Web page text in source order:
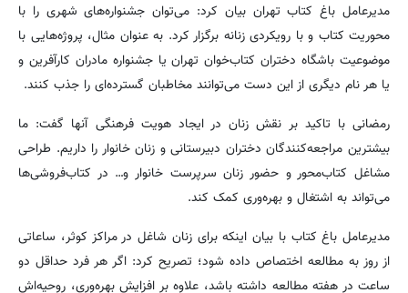
مدیرعامل باغ کتاب تهران بیان کرد: می‌توان جشنواره‌های شهری را با
محوریت کتاب و با رویکردی زنانه برگزار کرد. به عنوان مثال، پروژه‌هایی با
موضوعیت باشگاه دختران کتاب‌خوان تهران یا جشنواره مادران کارآفرین و
یا هر نام دیگری از این دست می‌توانند مخاطبان گسترده‌ای را جذب کنند.
رمضانی با تاکید بر نقش زنان در ایجاد هویت فرهنگی آنها گفت: ما
بیشترین مراجعه‌کنندگان دختران دبیرستانی و زنان خانوار را داریم. طراحی
مشاغل کتاب‌محور و حضور زنان سرپرست خانوار و… در کتاب‌فروشی‌ها
می‌تواند به اشتغال و بهره‌وری کمک کند.
مدیرعامل باغ کتاب با بیان اینکه برای زنان شاغل در مراکز کوثر، ساعاتی
از روز به مطالعه اختصاص داده شود؛ تصریح کرد: اگر هر فرد حداقل دو
ساعت در هفته مطالعه داشته باشد، علاوه بر افزایش بهره‌وری، روحیه‌اش